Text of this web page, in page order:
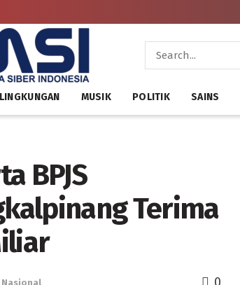
LINGKUNGAN MUSIK POLITIK SAINS
BPJS
Terima
Nasional